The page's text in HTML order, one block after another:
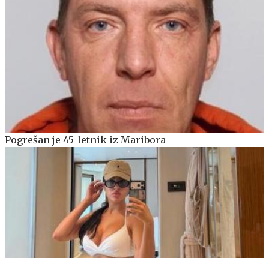
Pogrešan je 45-letnik iz Maribora